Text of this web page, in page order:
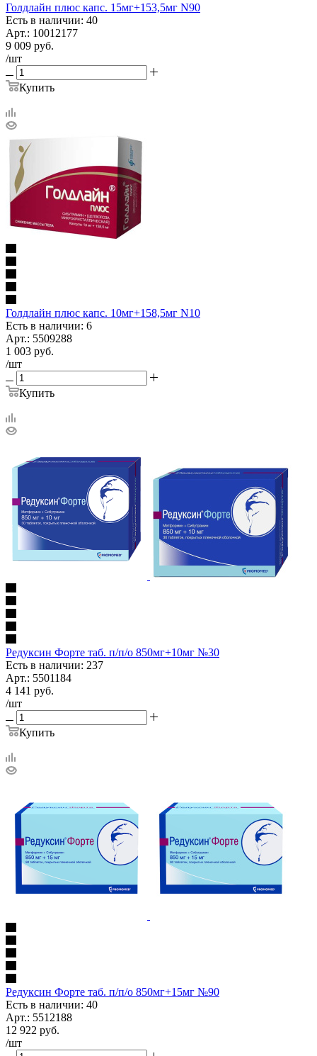
Голдлайн плюс капс. 15мг+153,5мг N90
Есть в наличии: 40
Арт.: 10012177
9 009 руб.
/шт
Купить
Голдлайн плюс капс. 10мг+158,5мг N10
Есть в наличии: 6
Арт.: 5509288
1 003 руб.
/шт
Купить
Редуксин Форте таб. п/п/о 850мг+10мг №30
Есть в наличии: 237
Арт.: 5501184
4 141 руб.
/шт
Купить
Редуксин Форте таб. п/п/о 850мг+15мг №90
Есть в наличии: 40
Арт.: 5512188
12 922 руб.
/шт